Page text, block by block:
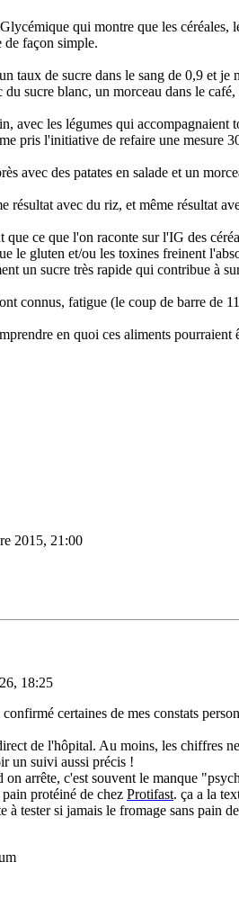
qui montre que les céréales,
façon simple.
taux de sucre dans le sang de 0,9 et
sucre blanc, un morceau dans le
avec les légumes qui
pris l'initiative de refaire une mesure
avec des patates en salade et un
résultat avec du riz, et même résultat
ce que l'on raconte sur l'IG des
le gluten et/ou les toxines freinent
un sucre très rapide qui contribue à
connus, fatigue (le coup de barre de
en quoi ces aliments
2015, 21:00
18:25
certaines de mes constats
de l'hôpital. Au moins, les chiffres
un suivi aussi précis !
arrête, c'est souvent le manque
protéiné de chez Protifast. ça a la
à tester si jamais le fromage sans pain